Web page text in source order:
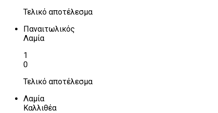
Τελικό αποτέλεσμα
Παναιτωλικός
Λαμία
1
0
Τελικό αποτέλεσμα
Λαμία
Καλλιθέα